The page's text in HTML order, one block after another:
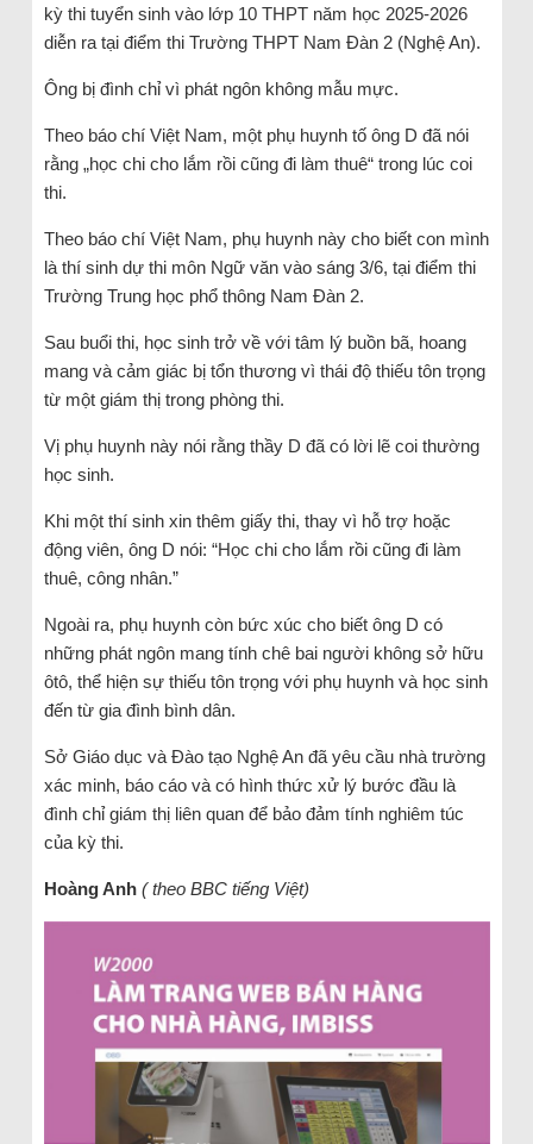
kỳ thi tuyển sinh vào lớp 10 THPT năm học 2025-2026
diễn ra tại điểm thi Trường THPT Nam Đàn 2 (Nghệ An).
Ông bị đình chỉ vì phát ngôn không mẫu mực.
Theo báo chí Việt Nam, một phụ huynh tố ông D đã nói
rằng „học chi cho lắm rồi cũng đi làm thuê“ trong lúc coi
thi.
Theo báo chí Việt Nam, phụ huynh này cho biết con mình
là thí sinh dự thi môn Ngữ văn vào sáng 3/6, tại điểm thi
Trường Trung học phổ thông Nam Đàn 2.
Sau buổi thi, học sinh trở về với tâm lý buồn bã, hoang
mang và cảm giác bị tổn thương vì thái độ thiếu tôn trọng
từ một giám thị trong phòng thi.
Vị phụ huynh này nói rằng thầy D đã có lời lẽ coi thường
học sinh.
Khi một thí sinh xin thêm giấy thi, thay vì hỗ trợ hoặc
động viên, ông D nói: “Học chi cho lắm rồi cũng đi làm
thuê, công nhân.”
Ngoài ra, phụ huynh còn bức xúc cho biết ông D có
những phát ngôn mang tính chê bai người không sở hữu
ôtô, thể hiện sự thiếu tôn trọng với phụ huynh và học sinh
đến từ gia đình bình dân.
Sở Giáo dục và Đào tạo Nghệ An đã yêu cầu nhà trường
xác minh, báo cáo và có hình thức xử lý bước đầu là
đình chỉ giám thị liên quan để bảo đảm tính nghiêm túc
của kỳ thi.
Hoàng Anh ( theo BBC tiếng Việt)